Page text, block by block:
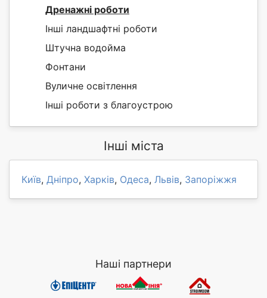
Дренажні роботи
Інші ландшафтні роботи
Штучна водойма
Фонтани
Вуличне освітлення
Інші роботи з благоустрою
Інші міста
Київ, Дніпро, Харків, Одеса, Львів, Запоріжжя
Наші партнери